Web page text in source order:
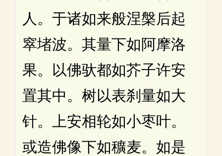
人。于诸如来般涅槃后起
窣堵波。其量下如阿摩洛
果。以佛驮都如芥子许安
置其中。树以表刹量如大
针。上安相轮如小枣叶。
或造佛像下如穬麦。如是